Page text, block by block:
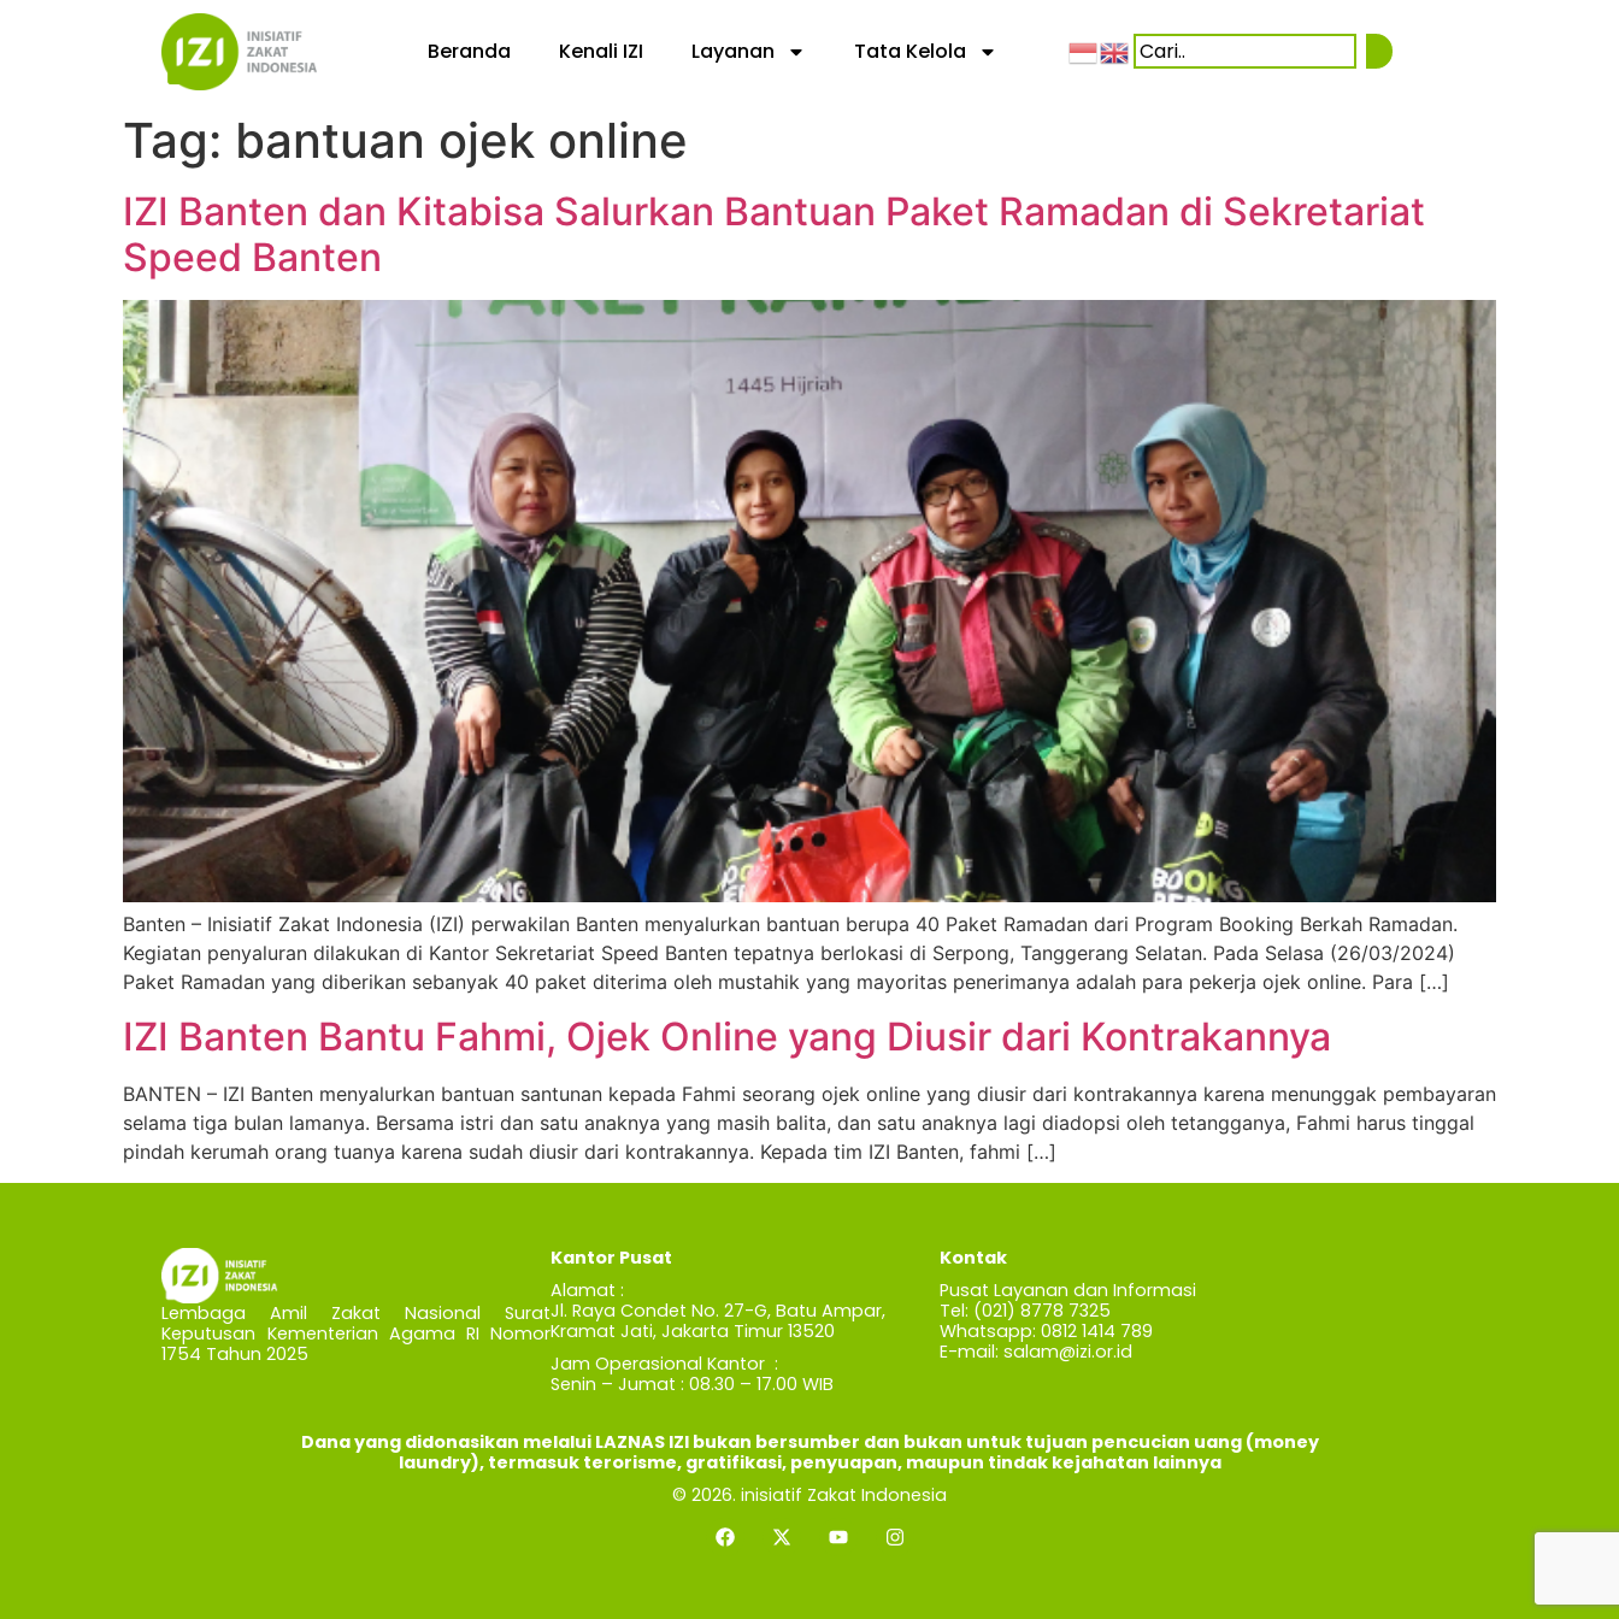
Beranda Kenali IZI Layanan Tata Kelola
Tag: bantuan ojek online
IZI Banten dan Kitabisa Salurkan Bantuan Paket Ramadan di Sekretariat
Speed Banten
Banten – Inisiatif Zakat Indonesia (IZI) perwakilan Banten menyalurkan bantuan berupa 40 Paket Ramadan dari Program Booking Berkah Ramadan.
Kegiatan penyaluran dilakukan di Kantor Sekretariat Speed Banten tepatnya berlokasi di Serpong, Tanggerang Selatan. Pada Selasa (26/03/2024)
Paket Ramadan yang diberikan sebanyak 40 paket diterima oleh mustahik yang mayoritas penerimanya adalah para pekerja ojek online. Para […]
IZI Banten Bantu Fahmi, Ojek Online yang Diusir dari Kontrakannya
BANTEN – IZI Banten menyalurkan bantuan santunan kepada Fahmi seorang ojek online yang diusir dari kontrakannya karena menunggak pembayaran
selama tiga bulan lamanya. Bersama istri dan satu anaknya yang masih balita, dan satu anaknya lagi diadopsi oleh tetangganya, Fahmi harus tinggal
pindah kerumah orang tuanya karena sudah diusir dari kontrakannya. Kepada tim IZI Banten, fahmi […]
Lembaga Amil Zakat Nasional Surat
Keputusan Kementerian Agama RI Nomor
1754 Tahun 2025
Kantor Pusat
Alamat :
Jl. Raya Condet No. 27-G, Batu Ampar,
Kramat Jati, Jakarta Timur 13520
Jam Operasional Kantor :
Senin – Jumat : 08.30 – 17.00 WIB
Kontak
Pusat Layanan dan Informasi
Tel: (021) 8778 7325
Whatsapp: 0812 1414 789
E-mail: salam@izi.or.id
Dana yang didonasikan melalui LAZNAS IZI bukan bersumber dan bukan untuk tujuan pencucian uang (money
laundry), termasuk terorisme, gratifikasi, penyuapan, maupun tindak kejahatan lainnya
© 2026. inisiatif Zakat Indonesia